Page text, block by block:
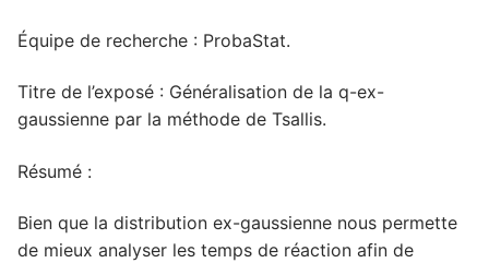
Équipe de recherche : ProbaStat.
Titre de l’exposé : Généralisation de la q-ex-
gaussienne par la méthode de Tsallis.
Résumé :
Bien que la distribution ex-gaussienne nous permette
de mieux analyser les temps de réaction afin de